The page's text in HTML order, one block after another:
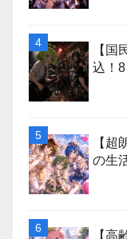
【
込！
【
の生
【